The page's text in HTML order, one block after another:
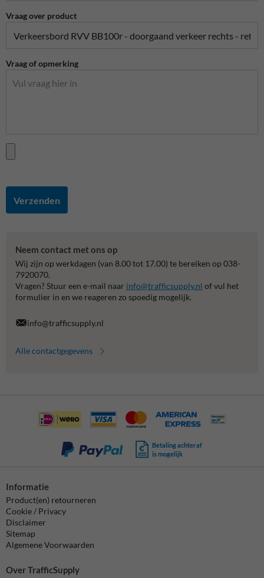
Vraag over product
Vraag of opmerking
Verzenden
Neem contact met ons op
Wij zijn op werkdagen (van 8.00 tot 17.00) te bereiken op 038-
7920070.
Vragen? Stuur een e-mail naar info@trafficsupply.nl of vul het
formulier in en we reageren zo spoedig mogelijk.
info@trafficsupply.nl
Alle contactgegevens
Betaling achteraf
is mogelijk
Informatie
Product(en) retourneren
Cookie / Privacy
Disclaimer
Sitemap
Algemene Voorwaarden
Over TrafficSupply